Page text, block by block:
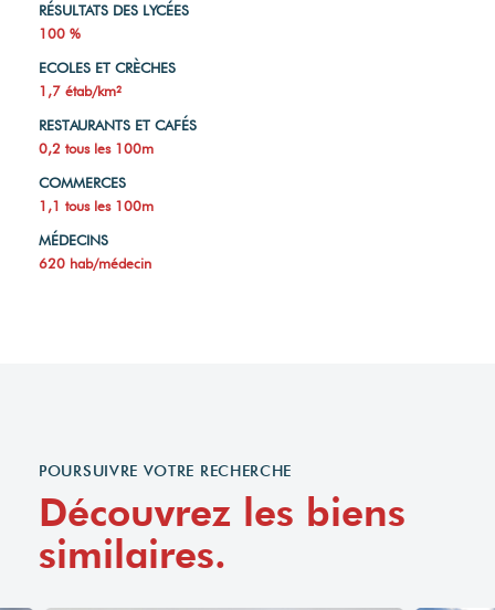
RÉSULTATS DES LYCÉES
100 %
ECOLES ET CRÈCHES
1,7 étab/km²
RESTAURANTS ET CAFÉS
0,2 tous les 100m
COMMERCES
1,1 tous les 100m
MÉDECINS
620 hab/médecin
POURSUIVRE VOTRE RECHERCHE
Découvrez les biens
similaires.